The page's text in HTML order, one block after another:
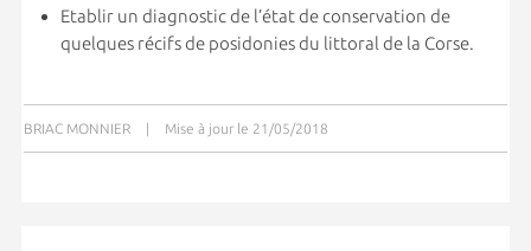
Etablir un diagnostic de l’état de conservation de
quelques récifs de posidonies du littoral de la Corse.
BRIAC MONNIER | Mise à jour le 21/05/2018